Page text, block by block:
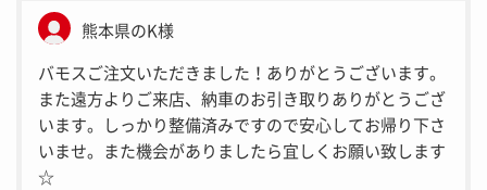
熊本県のK様
バモスご注文いただきました！ありがとうございます。
また遠方よりご来店、納車のお引き取りありがとうござ
います。しっかり整備済みですので安心してお帰り下さ
いませ。また機会がありましたら宜しくお願い致します
☆